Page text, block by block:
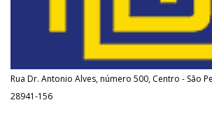
Rua Dr. Antonio Alves, número 500, Centro - São
28941-156